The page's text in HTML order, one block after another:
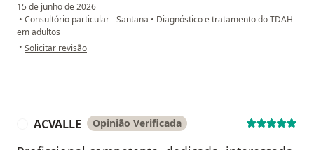
15 de junho de 2026
• Consultório particular - Santana • Diagnóstico e tratamento do TDAH
em adultos
• na opinião do utilizador V. H. G.
Solicitar revisão
ACVALLE Opinião Verificada